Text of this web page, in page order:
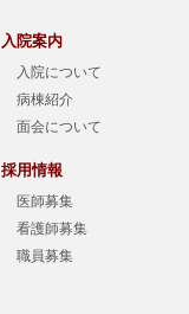
入院案内
入院について
病棟紹介
面会について
採用情報
医師募集
看護師募集
職員募集